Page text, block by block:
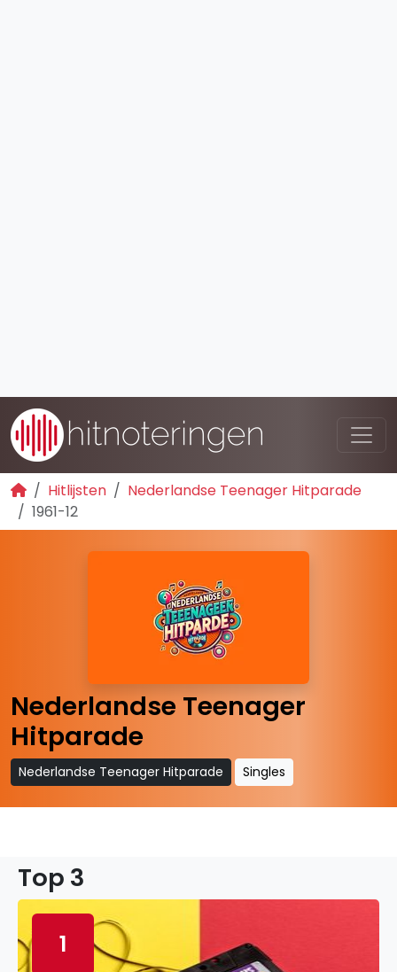
Hitlijsten
Nederlandse Teenager Hitparade
1961-12
Nederlandse Teenager
Hitparade
Nederlandse Teenager Hitparade Singles
Top 3
1